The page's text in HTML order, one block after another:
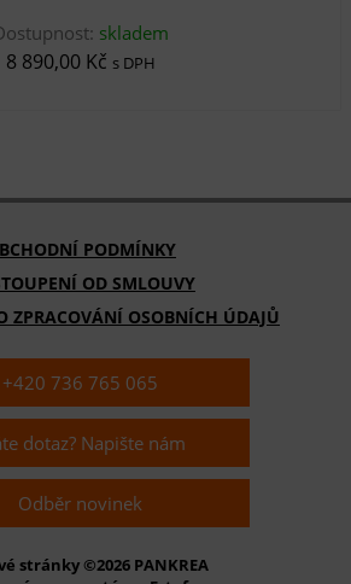
skladem
8 890,00 Kč s DPH
PODMÍNKY
OD SMLOUVY
ZPRACOVÁNÍ OSOBNÍCH ÚDAJŮ
+420 736 765 065
dotaz? Napište nám
Odběr novinek
stránky ©2026 PANKREA